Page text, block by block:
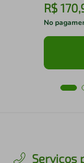
R$ 170,
No
Serviços